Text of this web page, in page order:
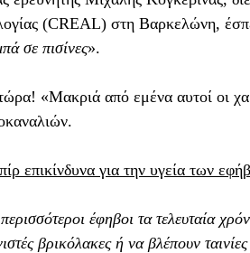
(CREAL) στη Βαρκελώνη,
σε πισίνες».
«Μακριά από εμένα αυτοί οι
επικίνδυνα για την υγεία των
έφηβοι τα τελευταία
βρικόλακες ή να βλέπουν